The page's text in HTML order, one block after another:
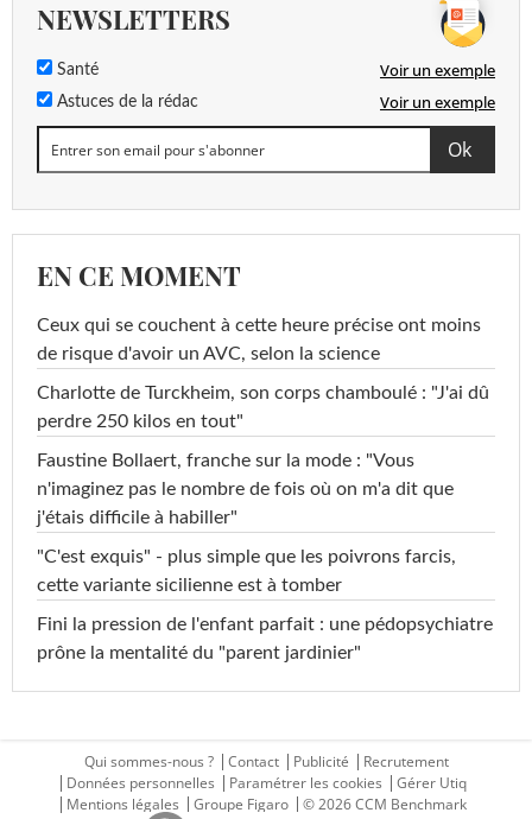
NEWSLETTERS
Santé Voir un exemple
Astuces de la rédac Voir un exemple
EN CE MOMENT
Ceux qui se couchent à cette heure précise ont moins
de risque d'avoir un AVC, selon la science
Charlotte de Turckheim, son corps chamboulé : "J'ai dû
perdre 250 kilos en tout"
Faustine Bollaert, franche sur la mode : "Vous
n'imaginez pas le nombre de fois où on m'a dit que
j'étais difficile à habiller"
"C'est exquis" - plus simple que les poivrons farcis,
cette variante sicilienne est à tomber
Fini la pression de l'enfant parfait : une pédopsychiatre
prône la mentalité du "parent jardinier"
Qui sommes-nous ? Contact Publicité
Recrutement
Données personnelles
Paramétrer les cookies
Gérer Utiq
Mentions légales
Groupe Figaro © 2026 CCM Benchmark